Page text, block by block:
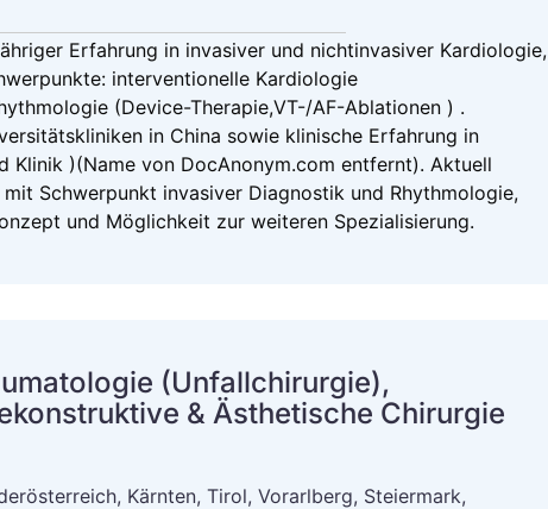
Erfahrung in invasiver und nichtinvasiver Kardiologie,
interventionelle Kardiologie
(Device-Therapie,VT-/AF-Ablationen ) .
in China sowie klinische Erfahrung in
Klinik )(Name von DocAnonym.com entfernt). Aktuell
Schwerpunkt invasiver Diagnostik und Rhythmologie,
und Möglichkeit zur weiteren Spezialisierung.
(Unfallchirurgie),
& Ästhetische Chirurgie
Kärnten, Tirol, Vorarlberg, Steiermark,